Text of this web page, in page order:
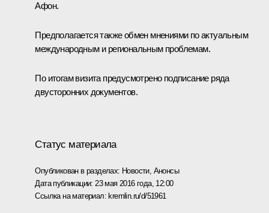
Афон.
Предполагается также обмен мнениями по актуальным
международным и региональным проблемам.
По итогам визита предусмотрено подписание ряда
двусторонних документов.
Статус материала
Опубликован в разделах: Новости, Анонсы
Дата публикации: 23 мая 2016 года, 12:00
Ссылка на материал:kremlin.ru/d/51961